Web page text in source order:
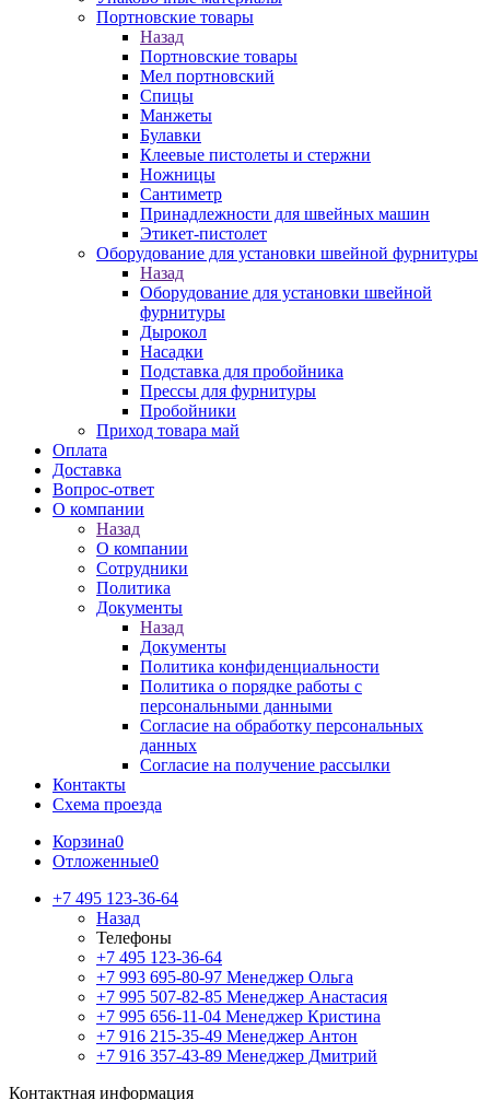
Портновские товары
Назад
Портновские товары
Мел портновский
Спицы
Манжеты
Булавки
Клеевые пистолеты и стержни
Ножницы
Сантиметр
Принадлежности для швейных машин
Этикет-пистолет
Оборудование для установки швейной фурнитуры
Назад
Оборудование для установки швейной
фурнитуры
Дырокол
Насадки
Подставка для пробойника
Прессы для фурнитуры
Пробойники
Приход товара май
Оплата
Доставка
Вопрос-ответ
О компании
Назад
О компании
Сотрудники
Политика
Документы
Назад
Документы
Политика конфиденциальности
Политика о порядке работы с
персональными данными
Согласие на обработку персональных
данных
Согласие на получение рассылки
Контакты
Схема проезда
Корзина0
Отложенные0
+7 495 123-36-64
Назад
Телефоны
+7 495 123-36-64
+7 993 695-80-97 Менеджер Ольга
+7 995 507-82-85 Менеджер Анастасия
+7 995 656-11-04 Менеджер Кристина
+7 916 215-35-49 Менеджер Антон
+7 916 357-43-89 Менеджер Дмитрий
Контактная информация